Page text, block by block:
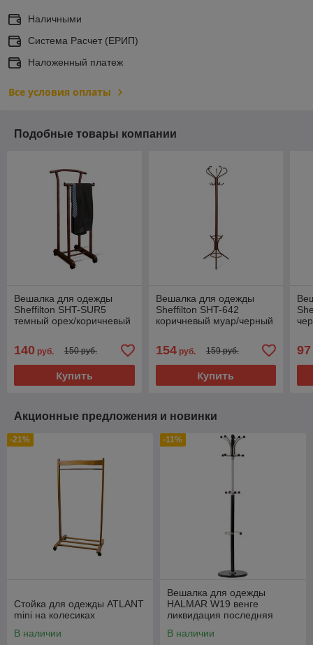
Наличными
Система Расчет (ЕРИП)
Наложенный платеж
Все условия оплаты
Подобные товары компании
Вешалка для одежды
Sheffilton SHT-SUR5
темный орех/коричневый
140 руб. 150 руб.
Купить
Вешалка для одежды
Sheffilton SHT-642
коричневый муар/черный
154руб. 159 руб.
Купить
97
Акционные предложения и новинки
-21%
Стойка для одежды ATLANT
mini на колесиках
В наличии
-11%
Вешалка для одежды
HALMAR W19 венге
ликвидация последняя
В наличии